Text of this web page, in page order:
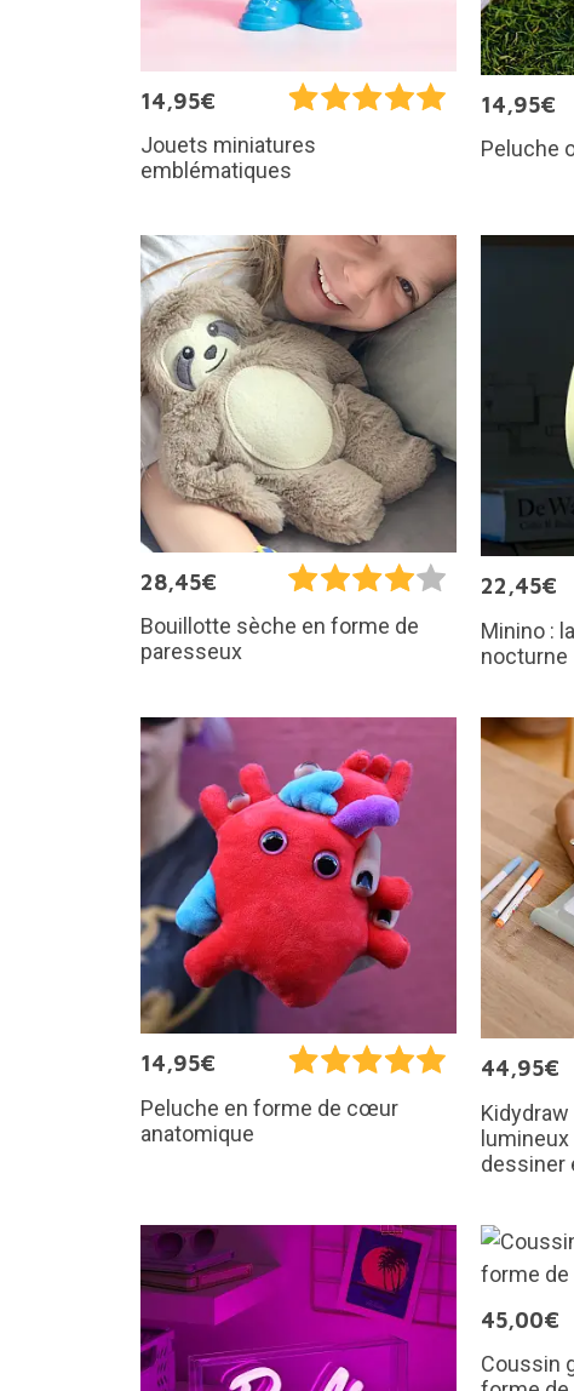
14,95€
Jouets miniatures
emblématiques
14,95€
Peluche
28,45€
Bouillotte sèche en forme de
paresseux
22,45€
Minino :
nocturne
14,95€
Peluche en forme de cœur
anatomique
44,95€
Kidydraw
lumineux
dessiner
45,00€
Coussin